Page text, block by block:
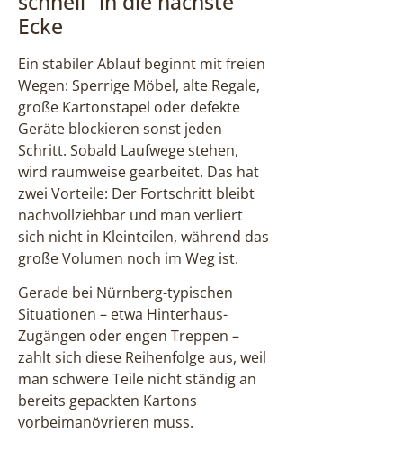
Ecke
Ein stabiler Ablauf beginnt mit freien
Wegen: Sperrige Möbel, alte Regale,
große Kartonstapel oder defekte
Geräte blockieren sonst jeden
Schritt. Sobald Laufwege stehen,
wird raumweise gearbeitet. Das hat
zwei Vorteile: Der Fortschritt bleibt
nachvollziehbar und man verliert
sich nicht in Kleinteilen, während das
große Volumen noch im Weg ist.
Gerade bei Nürnberg-typischen
Situationen – etwa Hinterhaus-
Zugängen oder engen Treppen –
zahlt sich diese Reihenfolge aus, weil
man schwere Teile nicht ständig an
bereits gepackten Kartons
vorbeimanövrieren muss.